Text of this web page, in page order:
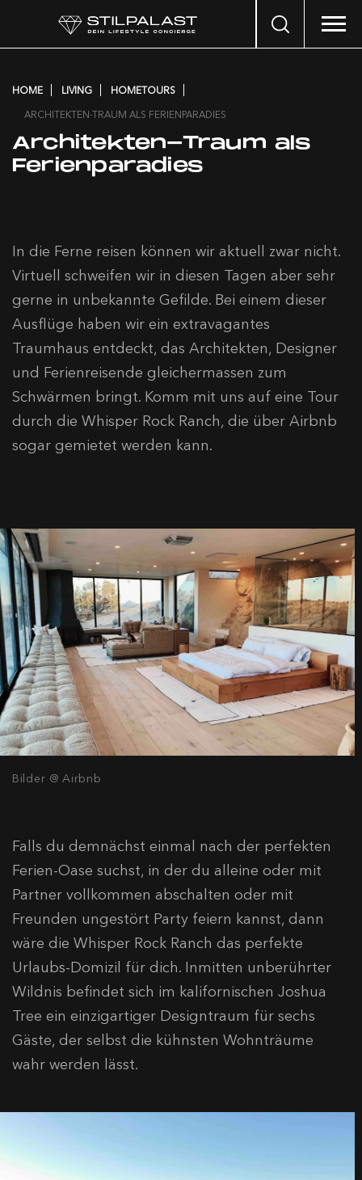
Search
HOME LIVING
HOMETOURS
ARCHITEKTEN-TRAUM ALS FERIENPARADIES
Architekten-Traum als
Ferienparadies
In die Ferne reisen können wir aktuell zwar nicht.
Virtuell schweifen wir in diesen Tagen aber sehr
gerne in unbekannte Gefilde. Bei einem dieser
Ausflüge haben wir ein extravagantes
Traumhaus entdeckt, das Architekten, Designer
und Ferienreisende gleichermassen zum
Schwärmen bringt. Komm mit uns auf eine Tour
durch die Whisper Rock Ranch, die über Airbnb
sogar gemietet werden kann.
Bilder @ Airbnb
Falls du demnächst einmal nach der perfekten
Ferien-Oase suchst, in der du alleine oder mit
Partner vollkommen abschalten oder mit
Freunden ungestört Party feiern kannst, dann
wäre die Whisper Rock Ranch das perfekte
Urlaubs-Domizil für dich. Inmitten unberührter
Wildnis befindet sich im kalifornischen Joshua
Tree ein einzigartiger Designtraum für sechs
Gäste, der selbst die kühnsten Wohnträume
wahr werden lässt.